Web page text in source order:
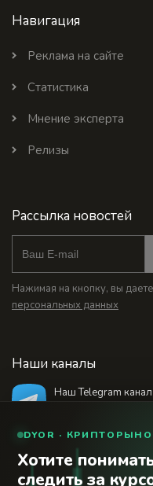
Навигация
Реклама на сайте
Статистика
Мнение эксперта
Релизы
Рассылка новостей
Нажимая на кнопку, вы
персональных данных
Наши каналы
Наш Telegram канал
18+
© 2026
Сегодня».
DYOR ·
Хотите
следить за